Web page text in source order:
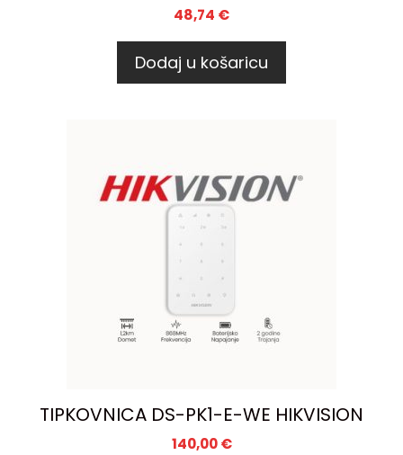
48,74 €
Dodaj u košaricu
TIPKOVNICA DS-PK1-E-WE HIKVISION
140,00€